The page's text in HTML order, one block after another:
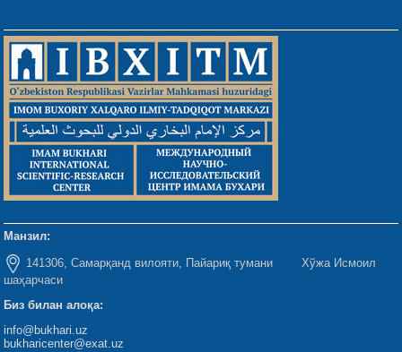
Манзил:
141306, Самарқанд вилояти, Пайариқ тумани Хўжа Исмоил
шаҳарчаси
Биз билан алоқа:
info@bukhari.uz
bukharicenter@exat.uz